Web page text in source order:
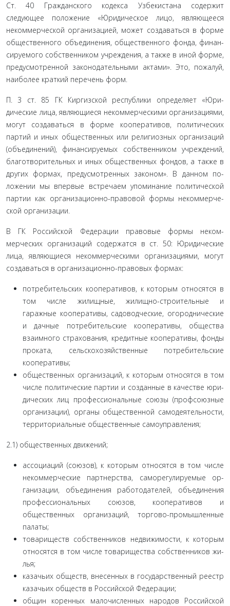
Ст. 40 Гражданского кодекса Узбекистана содержит
следующее положение «Юридическое лицо, являющееся
некоммерческой организацией, может создаваться в форме
общественного объединения, общественного фонда, финан­
сируемого собственником учреждения, а также в иной фор­ме,
предусмотренной законодательными актами». Это, по­жалуй,
наиболее краткий перечень форм.
П. 3 ст. 85 ГК Киргизской республики определяет «Юри­
дические лица, являющиеся некоммерческими организаци­ями,
могут создаваться в форме кооперативов, политических
партий и иных общественных или религиозных организаций
(объединений), финансируемых собственником учреждений,
благотворительных и иных общественных фондов, а также в
других формах, предусмотренных законом». В данном по­
ложении мы впервые встречаем упоминание политической
партии как организационно-правовой формы некоммерче­
ской организации.
В ГК Российской Федерации правовые формы неком­
мерческих организаций содержатся в ст. 50: Юридические
лица, являющиеся некоммерческими организациями, могут
создаваться в организационно-правовых формах:
потребительских кооперативов, к которым относятся в
том числе жилищные, жилищно-строительные и
гаражные кооперативы, садоводческие, огороднические
и дачные по­требительские кооперативы, общества
взаимного страхова­ния, кредитные кооперативы, фонды
проката, сельскохозяй­ственные потребительские
кооперативы;
общественных организаций, к которым относятся в том
числе политические партии и созданные в качестве юри­
дических лиц профессиональные союзы (профсоюзные
орга­низации), органы общественной самодеятельности,
террито­риальные общественные самоуправления;
2.1) общественных движений;
ассоциаций (союзов), к которым относятся в том числе
некоммерческие партнерства, саморегулируемые ор­
ганизации, объединения работодателей, объединения
про­фессиональных союзов, кооперативов и
общественных орга­низаций, торгово-промышленные
палаты;
товариществ собственников недвижимости, к кото­рым
относятся в том числе товарищества собственников жи­
лья;
казачьих обществ, внесенных в государственный ре­естр
казачьих обществ в Российской Федерации;
общин коренных малочисленных народов Российской